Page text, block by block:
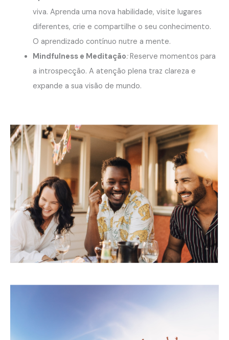
viva. Aprenda uma nova habilidade, visite lugares
diferentes, crie e compartilhe o seu conhecimento.
O aprendizado contínuo nutre a mente.
Mindfulness e Meditação:Reserve momentos para
a introspecção. A atenção plena traz clareza e
expande a sua visão de mundo.